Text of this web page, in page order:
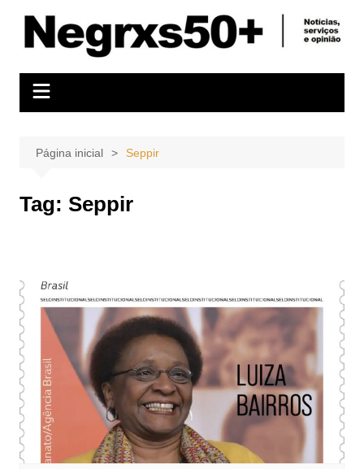
conteúdo
Página inicial Seppir
Tag: Seppir